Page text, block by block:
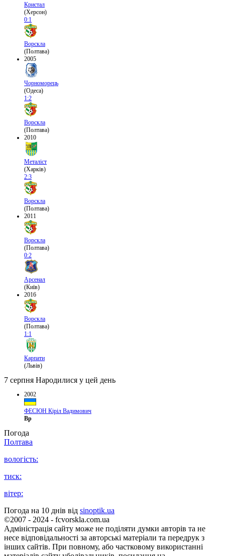
Кристал
(Херсон)
0:1
Ворскла
(Полтава)
2005
Чорноморець
(Одеса)
1:2
Ворскла
(Полтава)
2010
Металіст
(Харків)
2:3
Ворскла
(Полтава)
2011
Ворскла
(Полтава)
0:2
Арсенал
(Київ)
2016
Ворскла
(Полтава)
1:1
Карпати
(Львів)
7 серпня Народилися у цей день
2002
ФЕСЮН Кіріл Вадимович
Вр
Погода
Полтава
вологість:
тиск:
вітер:
Погода на 10 днів від sinoptik.ua
©2007 - 2024 - fcvorskla.com.ua
Адміністрація сайту може не поділяти думки авторів та не
несе відповідальності за авторські матеріали та передрук з
інших сайтів. При повному, або частковому використанні